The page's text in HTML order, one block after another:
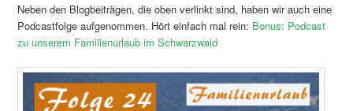
Neben den Blogbeiträgen, die oben verlinkt sind, haben wir auch eine
Podcastfolge aufgenommen. Hört einfach mal rein: Bonus: Podcast
zu unserem Familienurlaub im Schwarzwald